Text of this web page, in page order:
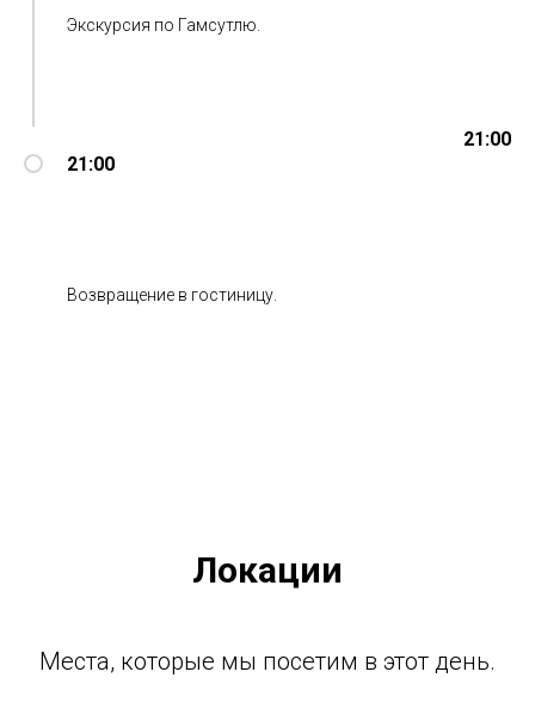
Экскурсия по Гамсутлю.
21:00
21:00
Возвращение в гостиницу.
Локации
Места, которые мы посетим в этот день.